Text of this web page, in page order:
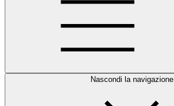
Nascondi la navigazione